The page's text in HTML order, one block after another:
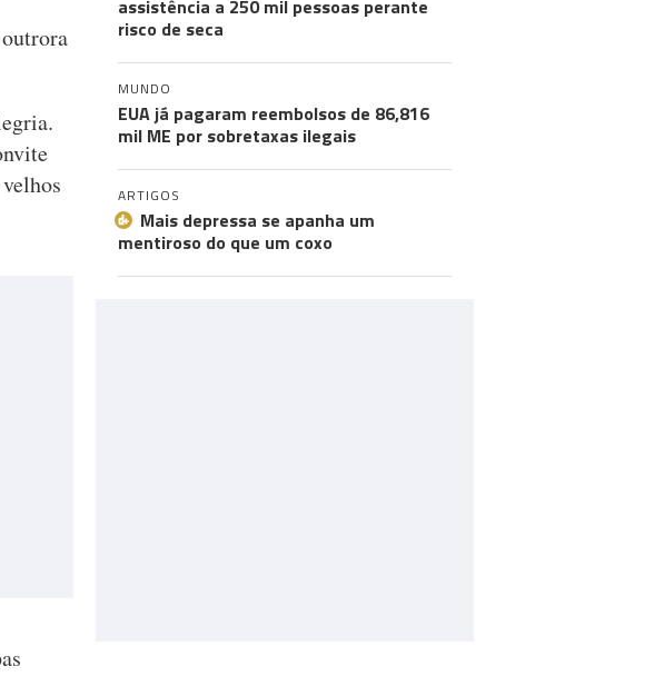
assistência a 250 mil pessoas perante
risco de seca
MUNDO
EUA já pagaram reembolsos de 86,816
mil ME por sobretaxas ilegais
ARTIGOS
Mais depressa se apanha um
mentiroso do que um coxo